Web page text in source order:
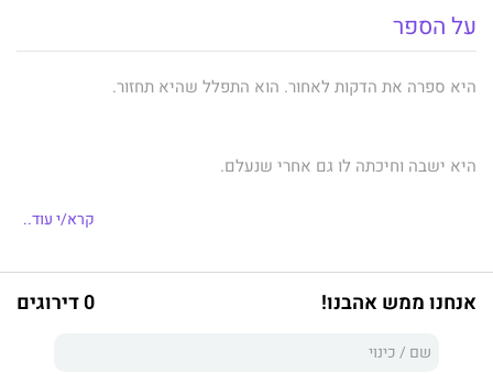
על הספר
היא ספרה את הדקות לאחור. הוא התפלל שהיא תחזור.
היא ישבה וחיכתה לו גם אחרי שנעלם.
קרא/י עוד..
אנחנו ממש אהבנו! 0 דירוגים